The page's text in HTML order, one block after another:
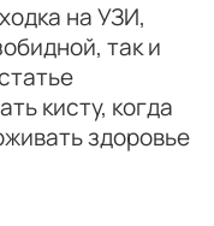
на УЗИ,
так и
кисту, когда
здоровье